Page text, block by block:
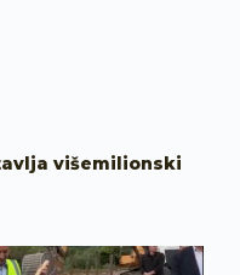
višemilionski